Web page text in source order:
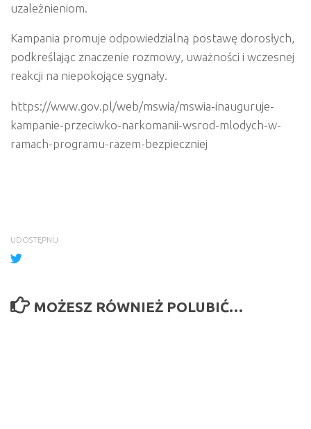
uzależnieniom.
Kampania promuje odpowiedzialną postawę dorosłych,
podkreślając znaczenie rozmowy, uważności i wczesnej
reakcji na niepokojące sygnały.
https://www.gov.pl/web/mswia/mswia-inauguruje-
kampanie-przeciwko-narkomanii-wsrod-mlodych-w-
ramach-programu-razem-bezpieczniej
UDOSTĘPNIJ
MOŻESZ RÓWNIEŻ POLUBIĆ…